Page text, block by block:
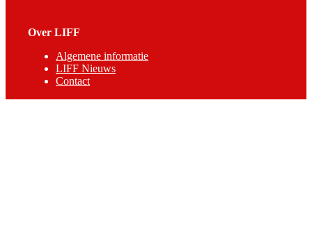
Over LIFF
Algemene informatie
LIFF Nieuws
Contact